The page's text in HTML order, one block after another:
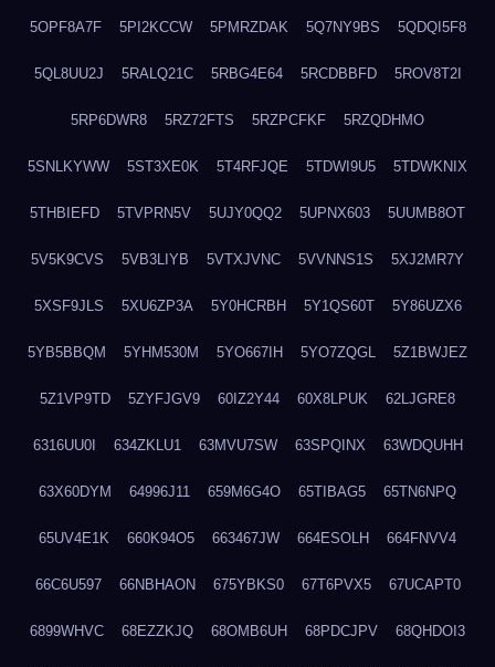
5OPF8A7F 5PI2KCCW 5PMRZDAK 5Q7NY9BS 5QDQI5F8
5QL8UU2J 5RALQ21C 5RBG4E64 5RCDBBFD 5ROV8T2I
5RP6DWR8 5RZ72FTS 5RZPCFKF 5RZQDHMO
5SNLKYWW 5ST3XE0K 5T4RFJQE 5TDWI9U5 5TDWKNIX
5THBIEFD 5TVPRN5V 5UJY0QQ2 5UPNX603 5UUMB8OT
5V5K9CVS 5VB3LIYB 5VTXJVNC 5VVNNS1S 5XJ2MR7Y
5XSF9JLS 5XU6ZP3A 5Y0HCRBH 5Y1QS60T 5Y86UZX6
5YB5BBQM 5YHM530M 5YO667IH 5YO7ZQGL 5Z1BWJEZ
5Z1VP9TD 5ZYFJGV9 60IZ2Y44 60X8LPUK 62LJGRE8
6316UU0I 634ZKLU1 63MVU7SW 63SPQINX 63WDQUHH
63X60DYM 64996J11 659M6G4O 65TIBAG5 65TN6NPQ
65UV4E1K 660K94O5 663467JW 664ESOLH 664FNVV4
66C6U597 66NBHAON 675YBKS0 67T6PVX5 67UCAPT0
6899WHVC 68EZZKJQ 68OMB6UH 68PDCJPV 68QHDOI3